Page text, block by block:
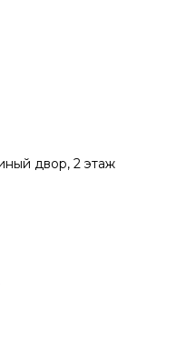
двор, 2 этаж